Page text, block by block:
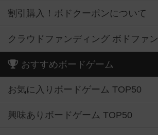
割引購入！ボドクーポンについて
クラウドファンディング ボドファン
おすすめボードゲーム
お気に入りボードゲーム TOP50
興味ありボードゲーム TOP50